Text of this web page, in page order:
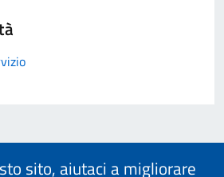
sito, aiutaci a migliorare